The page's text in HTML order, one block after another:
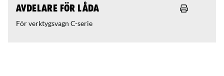
Avdelare för låda
För verktygsvagn C-serie